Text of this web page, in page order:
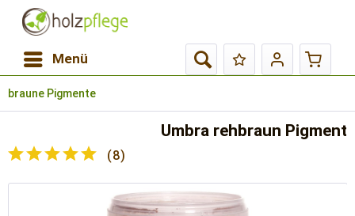
Menü
braune Pigmente
Umbra rehbraun Pigment
(8)